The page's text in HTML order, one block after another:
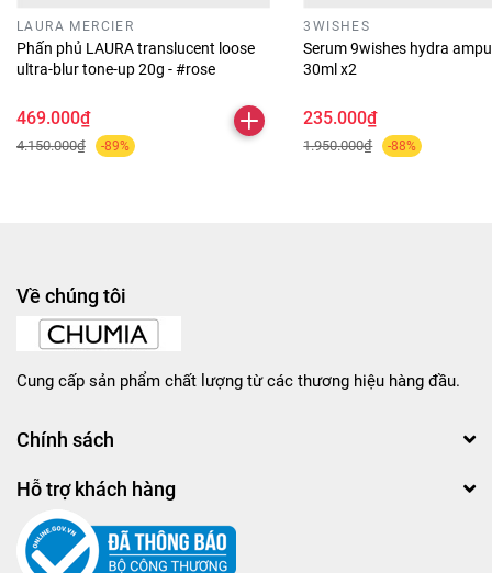
LAURA MERCIER
Phấn phủ LAURA translucent loose
ultra-blur tone-up 20g - #rose
469.000₫
4.150.000₫ -89%
3WISHES
Serum 9wishes hydra
30ml x2
235.000₫
1.950.000₫ -88%
Về chúng tôi
Cung cấp sản phẩm chất lượng từ các thương hiệu hàng đầu.
Chính sách
Hỗ trợ khách hàng